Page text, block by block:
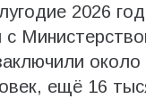
2026
с
около
ещё 16